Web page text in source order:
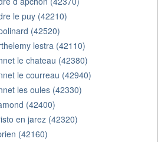
le puy (42210)
(42520)
lestra (42110)
le chateau (42380)
le courreau (42940)
les oules (42330)
(42400)
en jarez (42320)
(42160)